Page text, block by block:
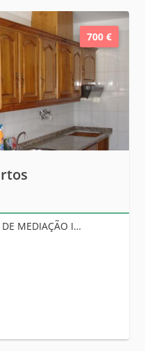
700 €
IMOPUBLICO, SOC DE MEDIAÇÃO IMOBILIARIA LDA